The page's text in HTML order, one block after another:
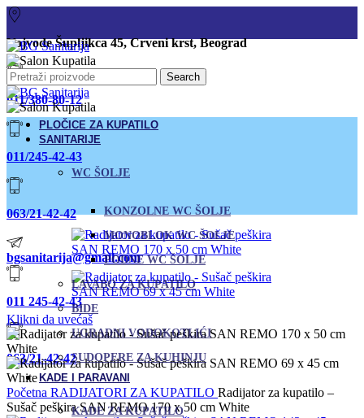
Vojvode Šupljikca 45, Crveni krst, Beograd
011/380-80-12
011/245-42-43
063/21-42-42
bgsanitarija@gmail.com
011 245-42-43
063/21-42-42
Search
PLOČICE ZA KUPATILO
SANITARIJE
WC ŠOLJE
KONZOLNE WC ŠOLJE
MONOBLOK WC ŠOLJE
PODNE WC ŠOLJE
LAVABO ZA KUPATILO
BIDE
UGRADNI VODOKOTLIĆI
SUDOPERE ZA KUHINJU
KADE I PARAVANI
KADE ZA KUPATILO
Klikni da uvećaš
Početna RADIJATORI ZA KUPATILO Radijator za kupatilo –
Sušač peškira SAN REMO 170 x 50 cm White